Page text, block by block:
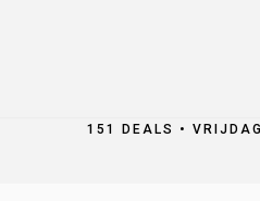
151 DEALS •